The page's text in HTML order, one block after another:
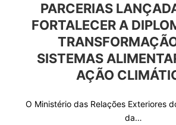
PARCERIAS
FORTALECER A
SISTEMAS
AÇÃO
O Ministério das Relações Exteriores
da…